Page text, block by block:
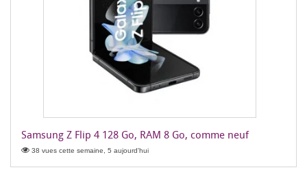
Samsung Z Flip 4 128 Go, RAM 8 Go, comme neuf
38 vues cette semaine, 5 aujourd'hui